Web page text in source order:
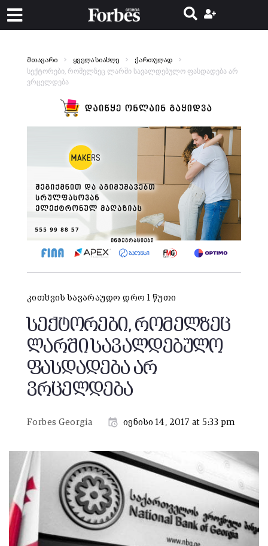
მთავარი ყველა სიახლე ქართულად
სექტორები, რომელზეც ლარში სავალდებულო ფასდადება არ
ვრცელდება
კითხვის სავარაუდო დრო 1 წუთი
სექტორები, რომელზეც
ლარში სავალდებულო
ფასდადება არ
ვრცელდება
Forbes Georgia ივნისი 14, 2017 at 5:33 pm